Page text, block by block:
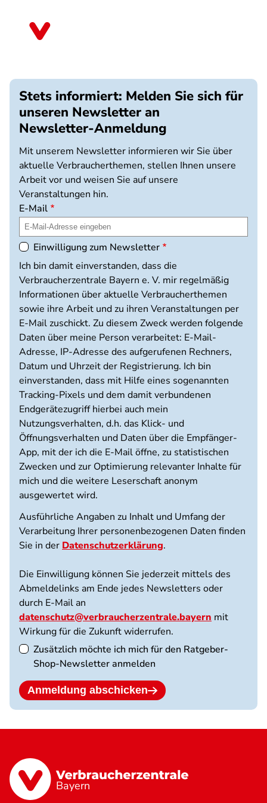
Stets informiert: Melden Sie sich für
unseren Newsletter an
Newsletter-Anmeldung
Mit unserem Newsletter informieren wir Sie über
aktuelle Verbraucherthemen, stellen Ihnen unsere
Arbeit vor und weisen Sie auf unsere
Veranstaltungen hin.
E-Mail
Einwilligung zum Newsletter
Ich bin damit einverstanden, dass die
Verbraucherzentrale Bayern e. V. mir regelmäßig
Informationen über aktuelle Verbraucherthemen
sowie ihre Arbeit und zu ihren Veranstaltungen per
E-Mail zuschickt. Zu diesem Zweck werden folgende
Daten über meine Person verarbeitet: E-Mail-
Adresse, IP-Adresse des aufgerufenen Rechners,
Datum und Uhrzeit der Registrierung. Ich bin
einverstanden, dass mit Hilfe eines sogenannten
Tracking-Pixels und dem damit verbundenen
Endgerätezugriff hierbei auch mein
Nutzungsverhalten, d.h. das Klick- und
Öffnungsverhalten und Daten über die Empfänger-
App, mit der ich die E-Mail öffne, zu statistischen
Zwecken und zur Optimierung relevanter Inhalte für
mich und die weitere Leserschaft anonym
ausgewertet wird.
Ausführliche Angaben zu Inhalt und Umfang der
Verarbeitung Ihrer personenbezogenen Daten finden
Sie in der Datenschutzerklärung.
Die Einwilligung können Sie jederzeit mittels des
Abmeldelinks am Ende jedes Newsletters oder
durch E-Mail an
datenschutz@verbraucherzentrale.bayern mit
Wirkung für die Zukunft widerrufen.
Zusätzlich möchte ich mich für den Ratgeber-
Shop-Newsletter anmelden
Anmeldung abschicken
Bayern